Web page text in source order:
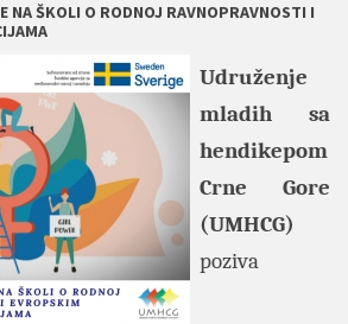
NA ŠKOLI O RODNOJ RAVNOPRAVNOSTI I
Udruženje
mladih sa
hendikepom
Crne Gore
(UMHCG)
poziva